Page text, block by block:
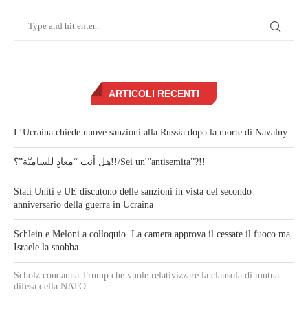
ARTICOLI RECENTI
L’Ucraina chiede nuove sanzioni alla Russia dopo la morte di Navalny
هل أنت “معادٍ للساميّة”؟!!/Sei un'”antisemita”?!!
Stati Uniti e UE discutono delle sanzioni in vista del secondo
anniversario della guerra in Ucraina
Schlein e Meloni a colloquio. La camera approva il cessate il fuoco ma
Israele la snobba
Scholz condanna Trump che vuole relativizzare la clausola di mutua
difesa della NATO